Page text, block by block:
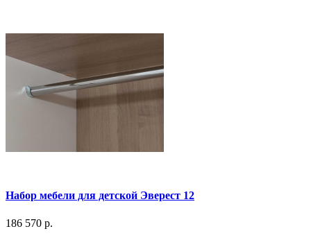
Набор мебели для детской Эверест 12
186 570 р.